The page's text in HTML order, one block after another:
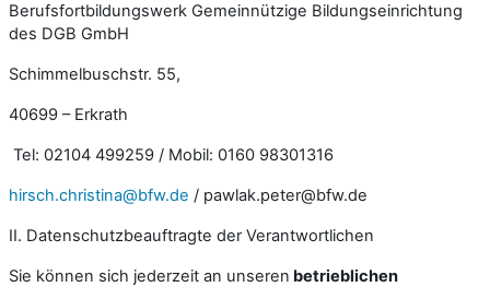
Berufsfortbildungswerk Gemeinnützige Bildungseinrichtung
des DGB GmbH
Schimmelbuschstr. 55,
40699 – Erkrath
Tel: 02104 499259 / Mobil: 0160 98301316
hirsch.christina@bfw.de / pawlak.peter@bfw.de
II. Datenschutzbeauftragte der Verantwortlichen
Sie können sich jederzeit an unseren betrieblichen